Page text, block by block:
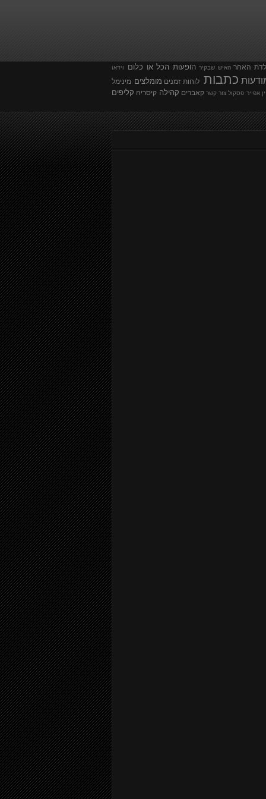
האחר האיש שבקיר הופעות הכל או כלום וידאו
כתבות לוחות זמנים מומלצים מינימל
אפייר פסקול צור קשר קאברים קהילה קיסריה קליפים